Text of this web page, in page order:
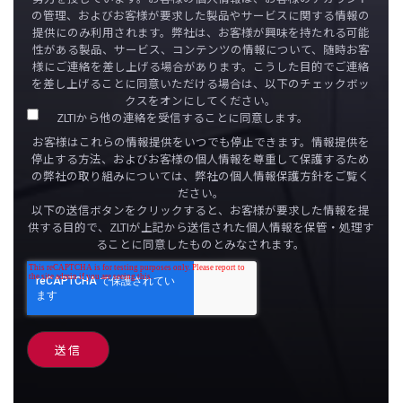
の管理、およびお客様が要求した製品やサービスに関する情報の
提供にのみ利用されます。弊社は、お客様が興味を持たれる可能
性がある製品、サービス、コンテンツの情報について、随時お客
様にご連絡を差し上げる場合があります。こうした目的でご連絡
を差し上げることに同意いただける場合は、以下のチェックボッ
クスをオンにしてください。
ZLTIから他の連絡を受信することに同意します。
お客様はこれらの情報提供をいつでも停止できます。情報提供を
停止する方法、およびお客様の個人情報を尊重して保護するため
の弊社の取り組みについては、弊社の個人情報保護方針をご覧く
ださい。
以下の送信ボタンをクリックすると、お客様が要求した情報を提
供する目的で、ZLTIが上記から送信された個人情報を保管・処理す
ることに同意したものとみなされます。